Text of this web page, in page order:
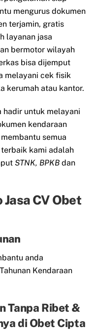
mengurus dokumen
terjamin, gratis
layanan jasa
bermotor wilayah
bisa dijemput
melayani cek fisik
kerumah atau kantor.
hadir untuk melayani
kendaraan
semua
kami adalah
STNK, BPKB dan
CV Obet
anda
Kendaraan
Tanpa Ribet &
di Obet Cipta